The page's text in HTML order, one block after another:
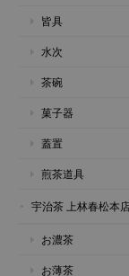
皆具
水次
茶碗
菓子器
蓋置
煎茶道具
宇治茶 上林春松本
お濃茶
お薄茶